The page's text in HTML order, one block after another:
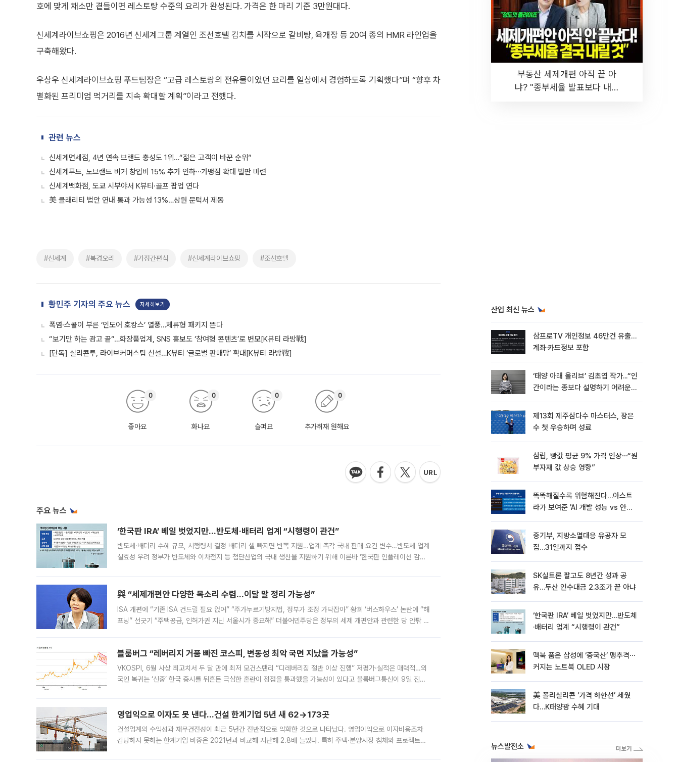
호에 맞게 채소만 곁들이면 레스토랑 수준의 요리가 완성된다. 가격은 한 마리 기준 3만원대다.
신세계라이브쇼핑은 2016년 신세계그룹 계열인 조선호텔 김치를 시작으로 갈비탕, 육개장 등 20여 종의 HMR 라인업을
구축해왔다.
우상우 신세계라이브쇼핑 푸드팀장은 “고급 레스토랑의 전유물이었던 요리를 일상에서 경험하도록 기획했다”며 “향후 차
별화된 프리미엄 먹거리를 지속 확대할 계획”이라고 전했다.
관련 뉴스
신세계면세점, 4년 연속 브랜드 충성도 1위…“젊은 고객이 바꾼 순위”
신세계푸드, 노브랜드 버거 창업비 15% 추가 인하⋯가맹점 확대 발판 마련
신세계백화점, 도쿄 시부야서 K뷰티·골프 팝업 연다
美 클래리티 법안 연내 통과 가능성 13%…상원 문턱서 제동
#신세계 #북경오리 #가정간편식 #신세계라이브쇼핑 #조선호텔
황민주 기자의 주요 뉴스 자세히보기
폭염·스콜이 부른 ‘인도어 호캉스’ 열풍…체류형 패키지 뜬다
“보기만 하는 광고 끝“…화장품업계, SNS 홍보도 ‘참여형 콘텐츠’로 변모[K뷰티 라방戰]
[단독] 실리콘투, 라이브커머스팀 신설…K뷰티 ‘글로벌 판매망’ 확대[K뷰티 라방戰]
좋아요
0
화나요
0
슬퍼요
0
추가취재 원해요
0
주요 뉴스
‘한국판 IRA’ 베일 벗었지만…반도체·배터리 업계 “시행령이 관건”
반도체·배터리 수혜 규모, 시행령서 결정 배터리 셀 빠지면 반쪽 지원…업계 촉각 국내 판매 요건 변수…반도체 업계
실효성 우려 정부가 반도체와 이차전지 등 첨단산업의 국내 생산을 지원하기 위해 이른바 ‘한국판 인플레이션 감축
與 “세제개편안 다양한 목소리 수렴…이달 말 정리 가능성”
ISA 개편에 “기존 ISA 건드릴 필요 없어” “주가누르기방지법, 정부가 조정 가닥잡아” 황희 ‘버스하우스’ 논란에 “해
프닝” 선긋기 “주택공급, 인허가권 지닌 서울시가 중요해” 더불어민주당은 정부의 세제 개편안과 관련한 당 안팎 의
블룸버그 “레버리지 거품 빠진 코스피, 변동성 최악 국면 지났을 가능성”
VKOSPI, 6월 사상 최고치서 두 달 만에 최저 모건스탠리 “디레버리징 절반 이상 진행” 저평가·실적은 매력적…외
국인 복귀는 ‘신중’ 한국 증시를 뒤흔든 극심한 혼란이 정점을 통과했을 가능성이 있다고 블룸버그통신이 9일 진단
영업익으로 이자도 못 낸다…건설 한계기업 5년 새 62→173곳
건설업계의 수익성과 재무건전성이 최근 5년간 전반적으로 악화한 것으로 나타났다. 영업이익으로 이자비용조차
감당하지 못하는 한계기업 비중은 2021년과 비교해 지난해 2.8배 늘었다. 특히 주택·분양시장 침체와 프로젝트파
부동산 세제개편 아직 끝 아
냐? "종부세율 발표보다 내릴
산업 최신 뉴스
삼프로TV 개인정보 46만건 유출…
계좌·카드정보 포함
‘태양 아래 올리브’ 김초엽 작가...“인
간이라는 종보다 설명하기 어려운
뷰]
제13회 제주삼다수 마스터스, 장은
수 첫 우승하며 성료
삼립, 빵값 평균 9% 가격 인상⋯“원
부자재 값 상승 영향”
똑똑해질수록 위험해진다…아스트
라가 보여준 'AI 개발 성능 vs 안전
중기부, 지방소멸대응 유공자 모
집…31일까지 접수
SK실트론 팔고도 8년간 성과 공
유…두산 인수대금 2.3조가 끝 아냐
‘한국판 IRA’ 베일 벗었지만…반도체
·배터리 업계 “시행령이 관건”
맥북 품은 삼성에 ‘중국산’ 맹추격⋯
커지는 노트북 OLED 시장
美 폴리실리콘 ‘가격 하한선’ 세웠
다…K태양광 수혜 기대
뉴스발전소